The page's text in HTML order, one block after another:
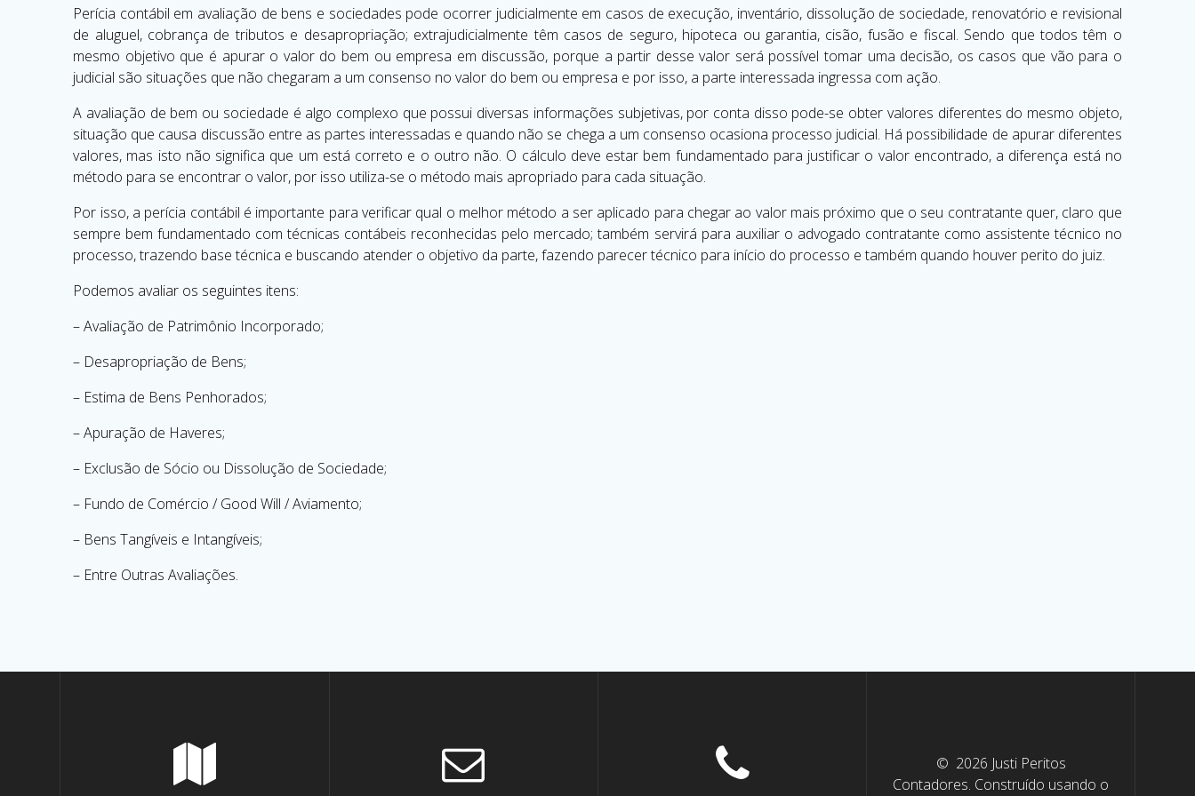
Perícia contábil em avaliação de bens e sociedades pode ocorrer judicialmente em casos de execução, inventário, dissolução de sociedade, renovatório e revisional
de aluguel, cobrança de tributos e desapropriação; extrajudicialmente têm casos de seguro, hipoteca ou garantia, cisão, fusão e fiscal. Sendo que todos têm o
mesmo objetivo que é apurar o valor do bem ou empresa em discussão, porque a partir desse valor será possível tomar uma decisão, os casos que vão para o
judicial são situações que não chegaram a um consenso no valor do bem ou empresa e por isso, a parte interessada ingressa com ação.
A avaliação de bem ou sociedade é algo complexo que possui diversas informações subjetivas, por conta disso pode-se obter valores diferentes do mesmo objeto,
situação que causa discussão entre as partes interessadas e quando não se chega a um consenso ocasiona processo judicial. Há possibilidade de apurar diferentes
valores, mas isto não significa que um está correto e o outro não. O cálculo deve estar bem fundamentado para justificar o valor encontrado, a diferença está no
método para se encontrar o valor, por isso utiliza-se o método mais apropriado para cada situação.
Por isso, a perícia contábil é importante para verificar qual o melhor método a ser aplicado para chegar ao valor mais próximo que o seu contratante quer, claro que
sempre bem fundamentado com técnicas contábeis reconhecidas pelo mercado; também servirá para auxiliar o advogado contratante como assistente técnico no
processo, trazendo base técnica e buscando atender o objetivo da parte, fazendo parecer técnico para início do processo e também quando houver perito do juiz.
Podemos avaliar os seguintes itens:
– Avaliação de Patrimônio Incorporado;
– Desapropriação de Bens;
– Estima de Bens Penhorados;
– Apuração de Haveres;
– Exclusão de Sócio ou Dissolução de Sociedade;
– Fundo de Comércio / Good Will / Aviamento;
– Bens Tangíveis e Intangíveis;
– Entre Outras Avaliações.
© 2026 Justi Peritos
Contadores. Construído usando o